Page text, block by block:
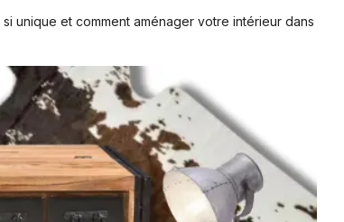
unique et comment aménager votre intérieur dans